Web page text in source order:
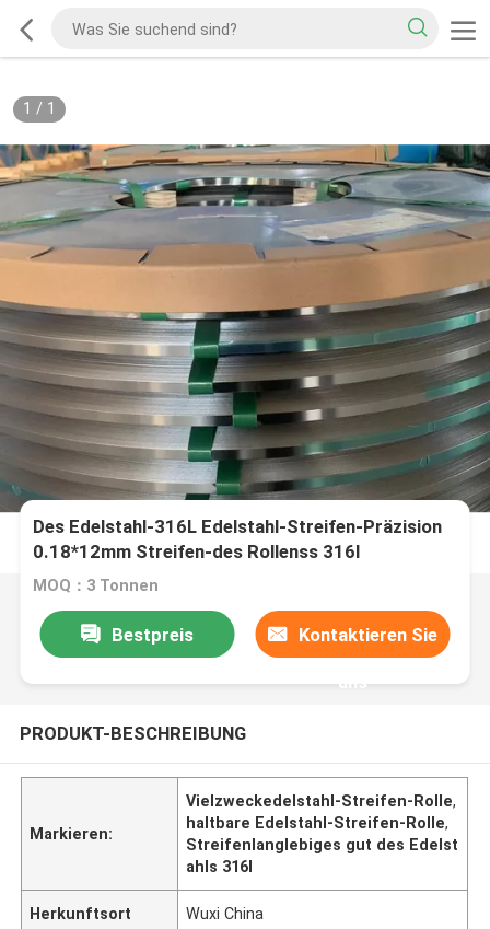
1 / 1
Des Edelstahl-316L Edelstahl-Streifen-Präzision
0.18*12mm Streifen-des Rollenss 316l
MOQ：3 Tonnen
Bestpreis Kontaktieren Sie
uns
PRODUKT-BESCHREIBUNG
Markieren:
Vielzweckedelstahl-Streifen-Rolle,
haltbare Edelstahl-Streifen-Rolle,
Streifenlanglebiges gut des Edelst
ahls 316l
Herkunftsort Wuxi China